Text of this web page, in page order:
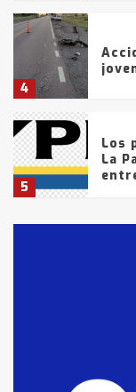
4
5
Los
La